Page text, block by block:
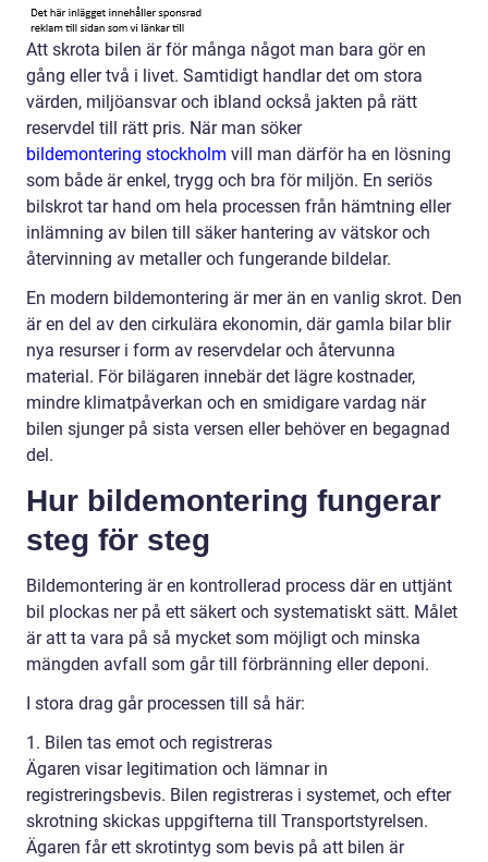
Att skrota bilen är för många något man bara gör en
gång eller två i livet. Samtidigt handlar det om stora
värden, miljöansvar och ibland också jakten på rätt
reservdel till rätt pris. När man söker
bildemontering stockholm vill man därför ha en lösning
som både är enkel, trygg och bra för miljön. En seriös
bilskrot tar hand om hela processen från hämtning eller
inlämning av bilen till säker hantering av vätskor och
återvinning av metaller och fungerande bildelar.
En modern bildemontering är mer än en vanlig skrot. Den
är en del av den cirkulära ekonomin, där gamla bilar blir
nya resurser i form av reservdelar och återvunna
material. För bilägaren innebär det lägre kostnader,
mindre klimatpåverkan och en smidigare vardag när
bilen sjunger på sista versen eller behöver en begagnad
del.
Hur bildemontering fungerar
steg för steg
Bildemontering är en kontrollerad process där en uttjänt
bil plockas ner på ett säkert och systematiskt sätt. Målet
är att ta vara på så mycket som möjligt och minska
mängden avfall som går till förbränning eller deponi.
I stora drag går processen till så här:
1. Bilen tas emot och registreras
Ägaren visar legitimation och lämnar in
registreringsbevis. Bilen registreras i systemet, och efter
skrotning skickas uppgifterna till Transportstyrelsen.
Ägaren får ett skrotintyg som bevis på att bilen är